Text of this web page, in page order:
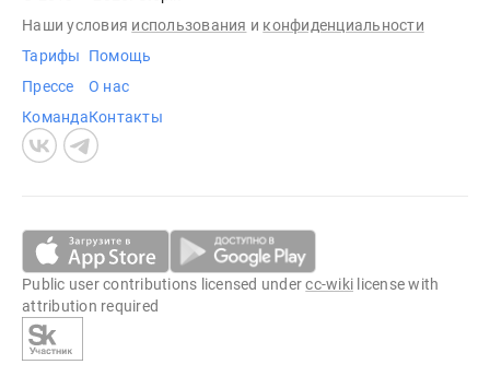
Наши условия использования и конфиденциальности
Тарифы
Прессе
Команда
Помощь
О нас
Контакты
Public user contributions licensed undercc-wiki license with
attribution required